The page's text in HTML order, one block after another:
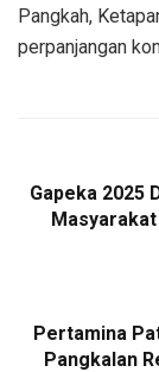
Pangkah,
perpanjangan
Gapeka 2025
Pertamina
Pangkalan